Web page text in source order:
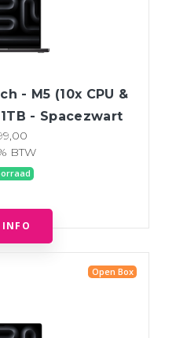
- M5 (10x CPU &
1TB - Spacezwart
BTW
INFO
Open Box